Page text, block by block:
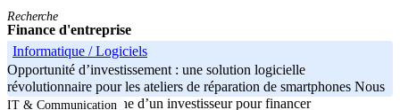
Recherche
Finance d'entreprise
Informatique / Logiciels
Opportunité d’investissement : une solution logicielle
révolutionnaire pour les ateliers de réparation de smartphones Nous
sommes à la recherche d’un investisseur pour financer
IT & Communication